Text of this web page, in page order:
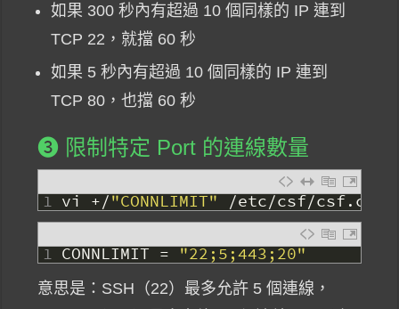
如果 300 秒內有超過 10 個同樣的 IP 連到
TCP 22，就擋 60 秒
如果 5 秒內有超過 10 個同樣的 IP 連到
TCP 80，也擋 60 秒
❸ 限制特定 Port 的連線數量
1 vi +/"CONNLIMIT" /etc/csf/csf.conf
1 CONNLIMIT = "22;5;443;20"
意思是：SSH（22）最多允許 5 個連線，